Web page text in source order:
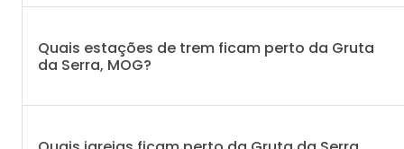
Quais estações de trem ficam perto da Gruta
da Serra, MOG?